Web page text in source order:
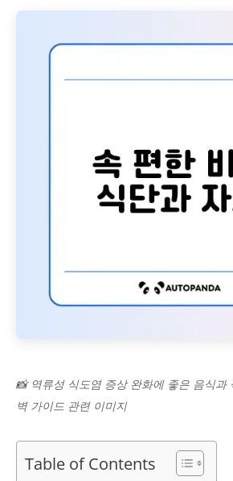
📸 역류성 식도염 증상 완화에 좋은 음식과
벽 가이드 관련 이미지
Table of Contents